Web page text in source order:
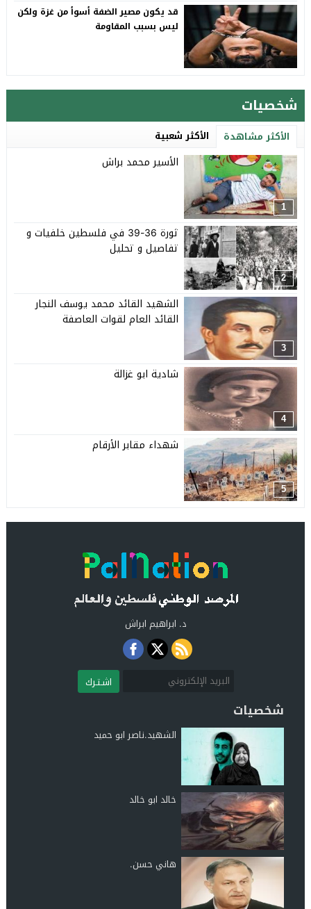
قد يكون مصير الضفة أسوأ من غزة ولكن
ليس بسبب المقاومة
شخصيات
الأكثر مشاهدة الأكثر شعبية
1
الأسير محمد براش
2
ثورة 36-39 في فلسطين خلفيات و
تفاصيل و تحليل
3
الشهيد القائد محمد يوسف النجار
القائد العام لقوات العاصفة
4
شادية ابو غزالة
5
شهداء مقابر الأرقام
د. ابراهيم ابراش
اشـتـرك
شخصيات
الشهيد.ناصر ابو حميد
خالد ابو خالد
هاني حسن.